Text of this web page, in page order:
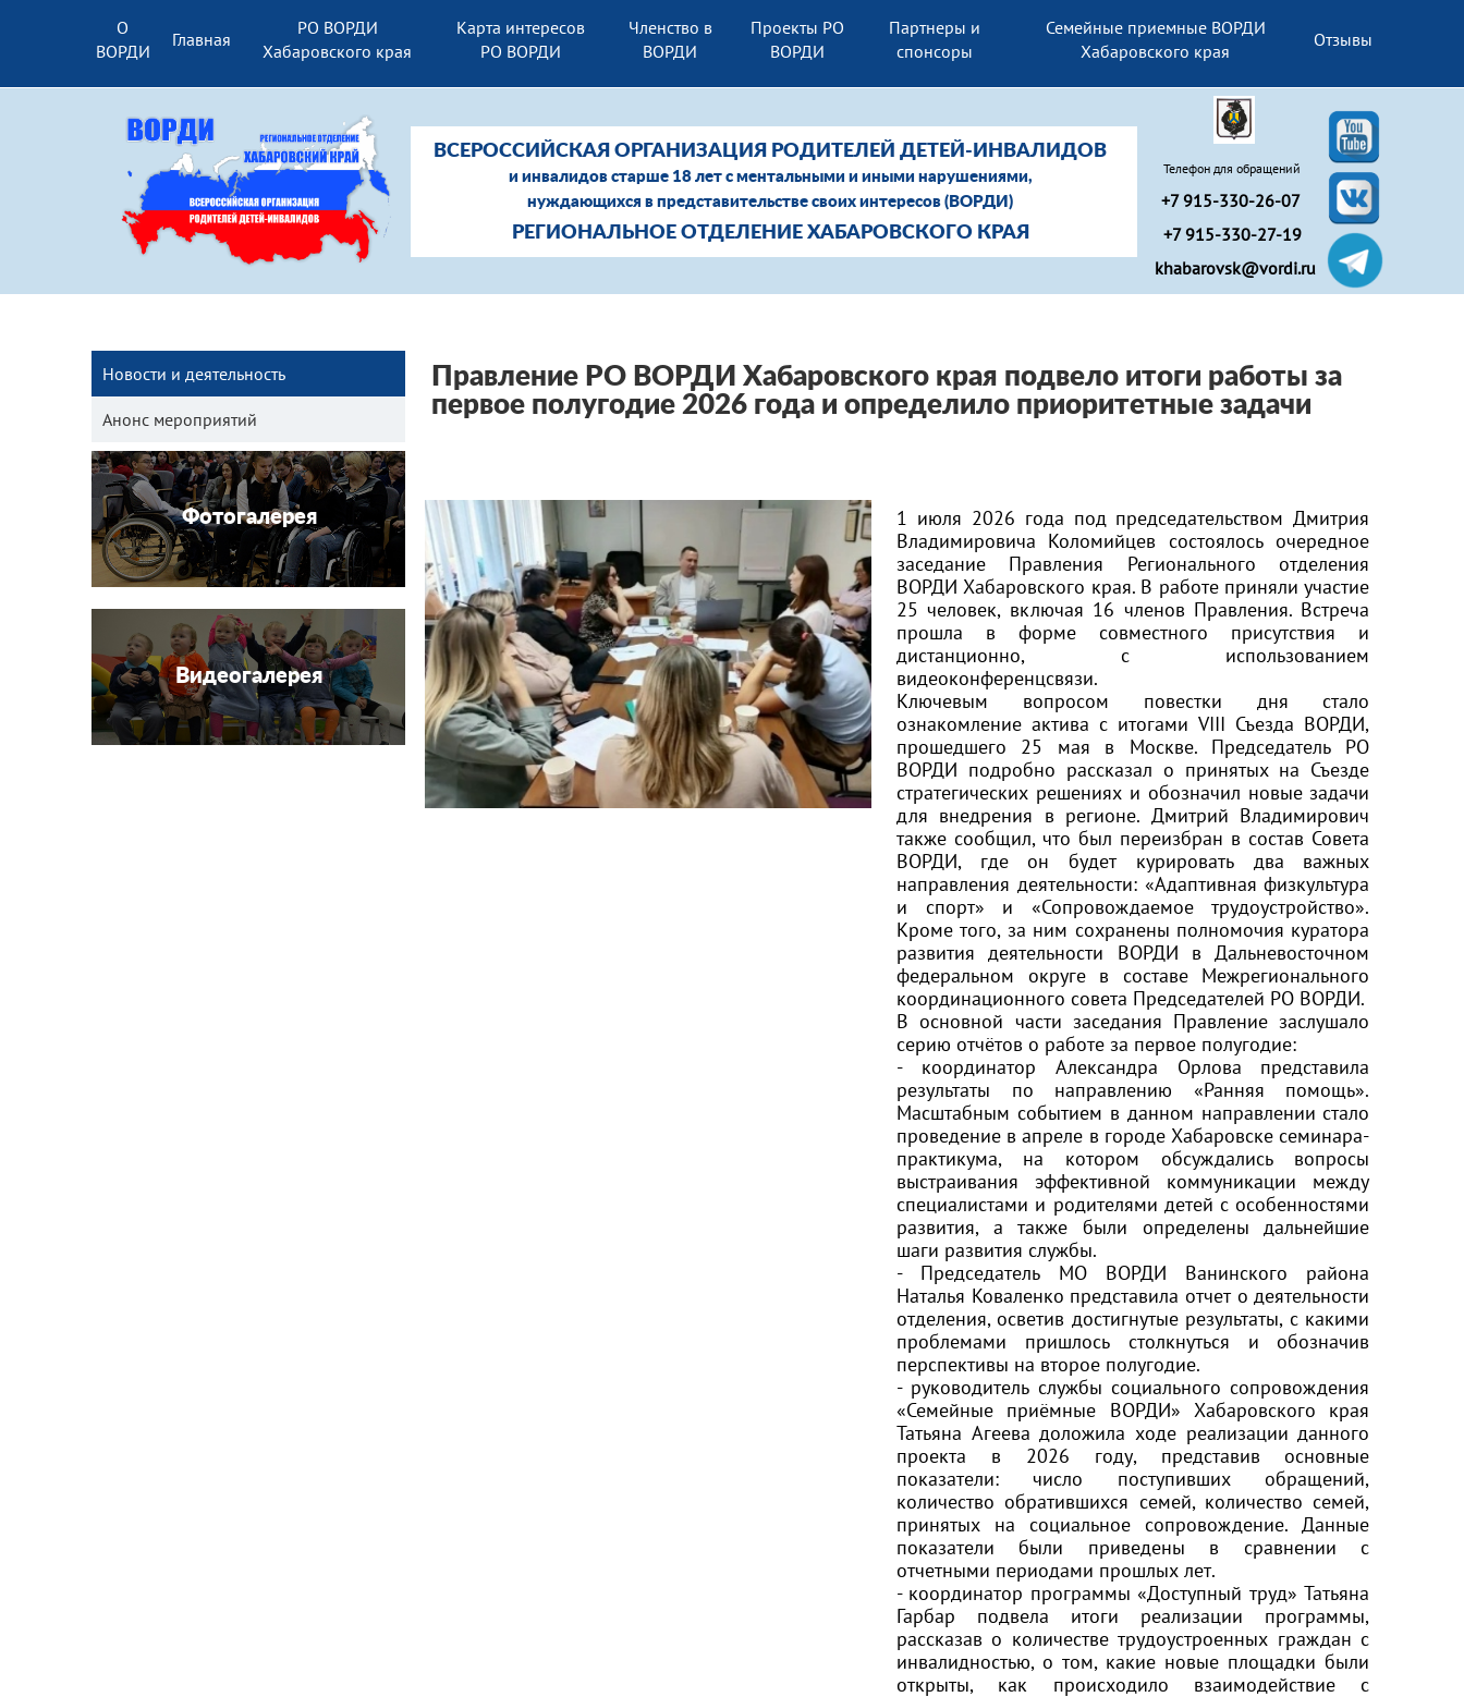
Телефон для обращений
+7 915-330-26-07
+7 915-330-27-19
khabarovsk@vordi.ru
ВСЕРОССИЙСКАЯ ОРГАНИЗАЦИЯ РОДИТЕЛЕЙ ДЕТЕЙ-ИНВАЛИДОВ
и инвалидов старше 18 лет с ментальными и иными нарушениями,
нуждающихся в представительстве своих интересов (ВОРДИ)
РЕГИОНАЛЬНОЕ ОТДЕЛЕНИЕ ХАБАРОВСКОГО КРАЯ
О
ВОРДИ
Главная
РО ВОРДИ
Хабаровского края
Карта интересов
РО ВОРДИ
Членство в
ВОРДИ
Проекты РО
ВОРДИ
Партнеры и
спонсоры
Семейные приемные ВОРДИ
Хабаровского края
Отзывы
Новости и деятельность
Анонс мероприятий
Фотогалерея
Видеогалерея
Правление РО ВОРДИ Хабаровского края подвело итоги работы за
первое полугодие 2026 года и определило приоритетные задачи
1 июля 2026 года под председательствомДмитрия
Владимировича Коломийцев состоялось очередное
заседание Правления Регионального отделения
ВОРДИ Хабаровского края. В работе приняли участие
25 человек, включая 16 членов Правления. Встреча
прошла в форме совместного присутствия и
дистанционно, с использованием
видеоконференцсвязи.
Ключевым вопросом повестки дня стало
ознакомление актива с итогами VIII Съезда ВОРДИ,
прошедшего 25 мая в Москве. Председатель РО
ВОРДИ подробно рассказал о принятых на Съезде
стратегических решениях и обозначил новые задачи
для внедрения в регионе. Дмитрий Владимирович
также сообщил, что был переизбран в состав Совета
ВОРДИ, где он будет курировать два важных
направления деятельности: «Адаптивная физкультура
и спорт» и «Сопровождаемое трудоустройство».
Кроме того, за ним сохранены полномочия куратора
развития деятельности ВОРДИ в Дальневосточном
федеральном округе в составе Межрегионального
координационного совета Председателей РО ВОРДИ.
В основной части заседания Правление заслушало
серию отчётов о работе за первое полугодие:
- координатор Александра Орлова представила
результаты по направлению «Ранняя помощь».
Масштабным событием в данном направлении стало
проведение в апреле в городе Хабаровске семинара-
практикума, на котором обсуждались вопросы
выстраивания эффективной коммуникации между
специалистами и родителями детей с особенностями
развития, а также были определены дальнейшие
шаги развития службы.
- Председатель МО ВОРДИ Ванинского района
Наталья Коваленко представила отчет о деятельности
отделения, осветив достигнутые результаты, с какими
проблемами пришлось столкнуться и обозначив
перспективы на второе полугодие.
- руководитель службы социального сопровождения
«Семейные приёмные ВОРДИ» Хабаровского края
Татьяна Агеева доложила ходе реализации данного
проекта в 2026 году, представив основные
показатели: число поступивших обращений,
количество обратившихся семей, количество семей,
принятых на социальное сопровождение. Данные
показатели были приведены в сравнении с
отчетными периодами прошлых лет.
- координатор программы «Доступный труд»Татьяна
Гарбар подвела итоги реализации программы,
рассказав о количестве трудоустроенных граждан с
инвалидностью, о том, какие новые площадки были
открыты, как происходило взаимодействие с